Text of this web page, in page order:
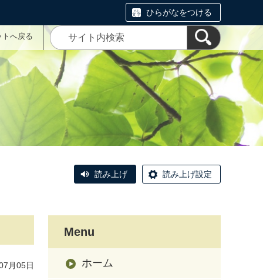
ひらがなをつける
へ戻る
読み上げ 読み上げ設定
月05日
Menu
ホーム